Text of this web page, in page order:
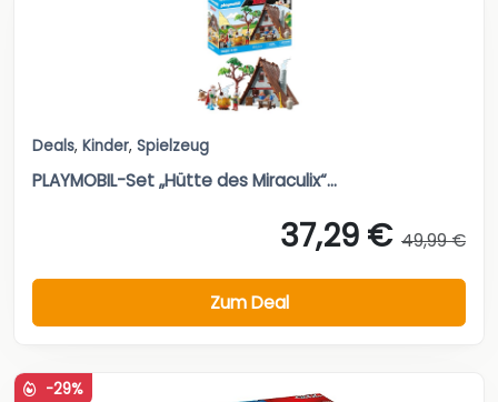
Deals, Kinder, Spielzeug
PLAYMOBIL-Set „Hütte des Miraculix“...
37,29 € 49,99 €
Zum Deal
-29%